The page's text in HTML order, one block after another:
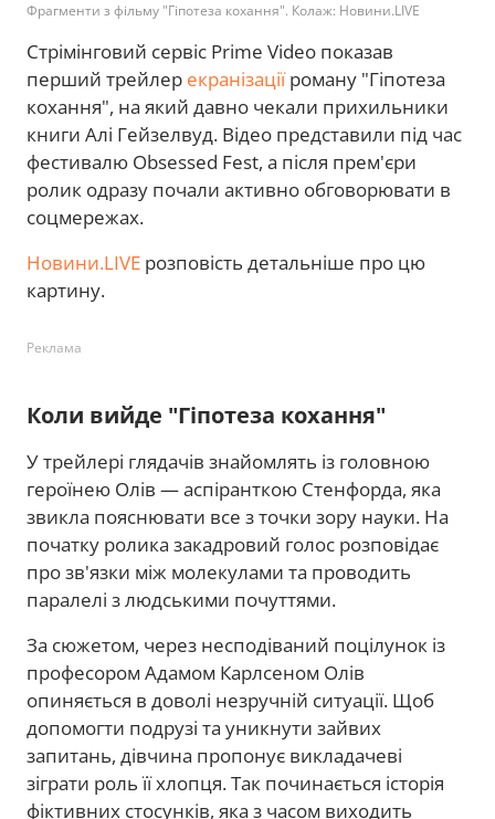
Фрагменти з фільму "Гіпотеза кохання". Колаж: Новини.LIVE
Стрімінговий сервіс Prime Video показав
перший трейлер екранізаціїроману "Гіпотеза
кохання", на який давно чекали прихильники
книги Алі Гейзелвуд. Відео представили під час
фестивалю Obsessed Fest, а після прем'єри
ролик одразу почали активно обговорювати в
соцмережах.
Новини.LIVE розповість детальніше про цю
картину.
Реклама
Коли вийде "Гіпотеза кохання"
У трейлері глядачів знайомлять із головною
героїнею Олів — аспіранткою Стенфорда, яка
звикла пояснювати все з точки зору науки. На
початку ролика закадровий голос розповідає
про зв'язки між молекулами та проводить
паралелі з людськими почуттями.
За сюжетом, через несподіваний поцілунок із
професором Адамом Карлсеном Олів
опиняється в доволі незручній ситуації. Щоб
допомогти подрузі та уникнути зайвих
запитань, дівчина пропонує викладачеві
зіграти роль її хлопця. Так починається історія
фіктивних стосунків, яка з часом виходить